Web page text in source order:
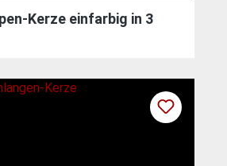
Kerze einfarbig in 3